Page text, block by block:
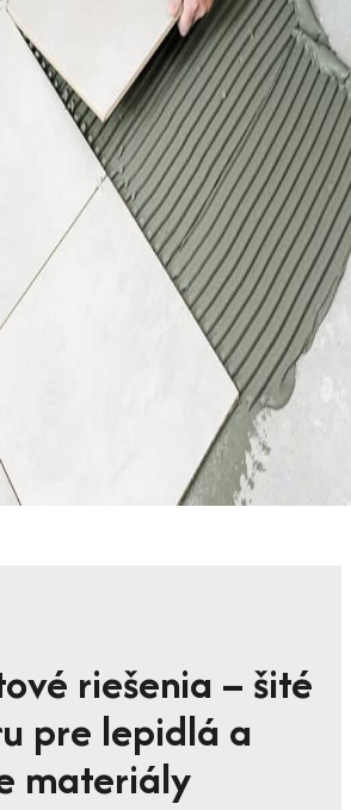
riešenia – šité
pre lepidlá a
materiály